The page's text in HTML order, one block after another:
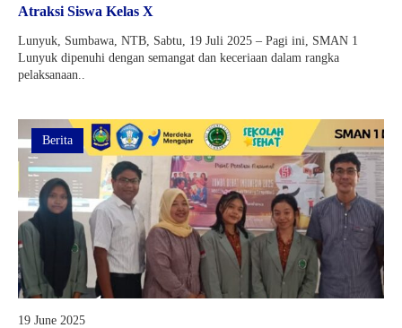
Atraksi Siswa Kelas X
Lunyuk, Sumbawa, NTB, Sabtu, 19 Juli 2025 – Pagi ini, SMAN 1
Lunyuk dipenuhi dengan semangat dan keceriaan dalam rangka
pelaksanaan..
Berita
19 June 2025